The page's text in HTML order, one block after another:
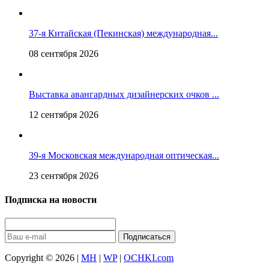
37-я Китайская (Пекинская) международная...
08 сентября 2026
Выставка авангардных дизайнерских очков ...
12 сентября 2026
39-я Московская международная оптическая...
23 сентября 2026
Подписка на новости
Подписаться
Copyright © 2026 | MH | WP| OCHKI.com